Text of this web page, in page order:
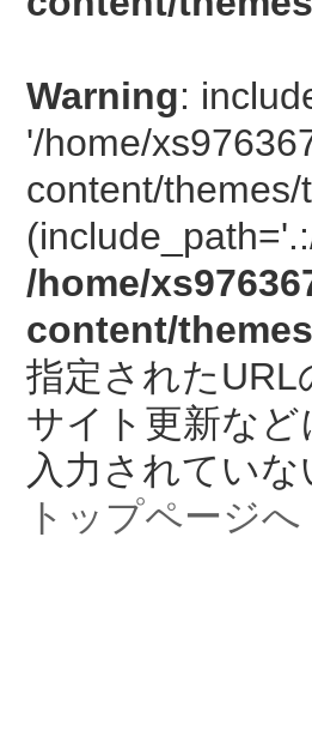
Warning:
'/home/
content/
/home/
content/
指定された
サイト更新な
入力されてい
トップページへ